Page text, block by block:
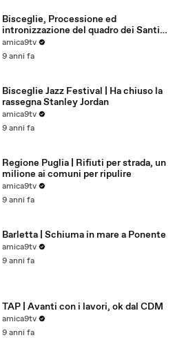
Bisceglie, Processione ed
intronizzazione del quadro dei Santi
Martiri
amica9tv
9 anni fa
Bisceglie Jazz Festival | Ha chiuso la
rassegna Stanley Jordan
amica9tv
9 anni fa
Regione Puglia | Rifiuti per strada, un
milione ai comuni per ripulire
amica9tv
9 anni fa
Barletta | Schiuma in mare a Ponente
amica9tv
9 anni fa
TAP | Avanti con i lavori, ok dal CDM
amica9tv
9 anni fa